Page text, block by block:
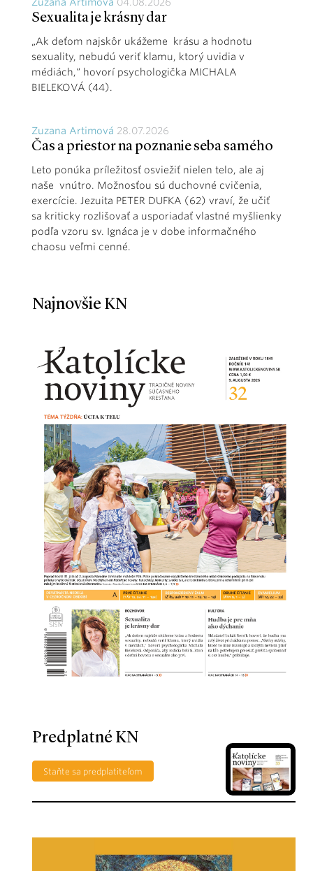
Zuzana Artimová 04.08.2026
Sexualita je krásny dar
„Ak deťom najskôr ukážeme krásu a hodnotu
sexuality, nebudú veriť klamu, ktorý uvidia v
médiách,“ hovorí psychologička MICHALA
BIELEKOVÁ (44).
Zuzana Artimová 28.07.2026
Čas a priestor na poznanie seba samého
Leto ponúka príležitosť osviežiť nielen telo, ale aj
naše vnútro. Možnosťou sú duchovné cvičenia,
exercície. Jezuita PETER DUFKA (62) vraví, že učiť
sa kriticky rozlišovať a usporiadať vlastné myšlienky
podľa vzoru sv. Ignáca je v dobe informačného
chaosu veľmi cenné.
Najnovšie KN
Predplatné KN
Staňte sa predplatiteľom